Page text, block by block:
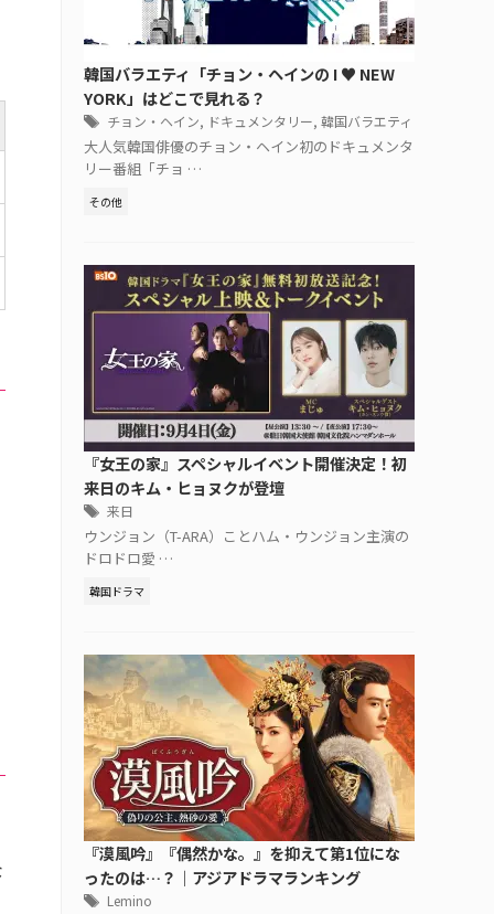
韓国バラエティ「チョン・ヘインの I ♥ NEW
YORK」はどこで見れる？
チョン・ヘイン, ドキュメンタリー, 韓国バラエティ
大人気韓国俳優のチョン・ヘイン初のドキュメンタ
リー番組「チョ …
その他
『女王の家』スペシャルイベント開催決定！初
来日のキム・ヒョヌクが登壇
来日
ウンジョン（T-ARA）ことハム・ウンジョン主演の
ドロドロ愛 …
韓国ドラマ
『漠風吟』『偶然かな。』を抑えて第1位にな
ったのは…？｜アジアドラマランキング
Lemino